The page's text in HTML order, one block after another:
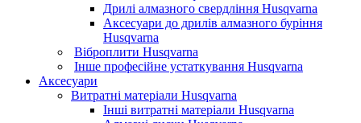
Дрилі алмазного свердління Husqvarna
Аксесуари до дрилів алмазного буріння
Husqvarna
Віброплити Husqvarna
Інше професійне устаткування Husqvarna
Аксесуари
Витратні матеріали Husqvarna
Інші витратні матеріали Husqvarna